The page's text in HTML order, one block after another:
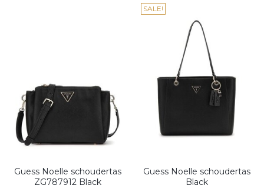
Guess Noelle schoudertas
ZG787912 Black
SALE!
Guess Noelle schoudertas
Black